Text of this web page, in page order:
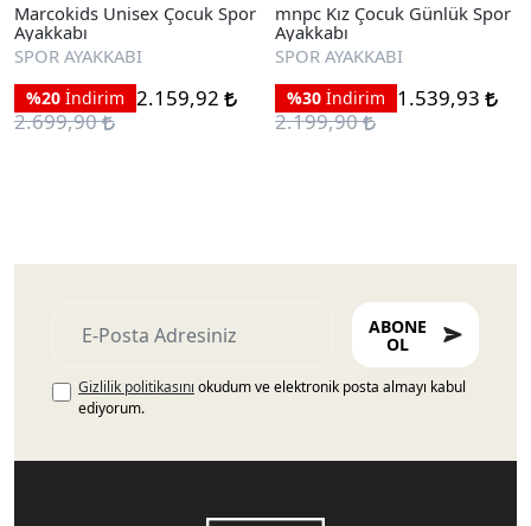
Marcokids Unisex Çocuk Spor
Ayakkabı
SPOR AYAKKABI
%20 İndirim 2.159,92
2.699,90
mnpc Kız Çocuk Günlük Spor
Ayakkabı
SPOR AYAKKABI
%30 İndirim
1.539,93
2.199,90
ABONE
OL
Gizlilik politikasını okudum ve elektronik posta almayı kabul
ediyorum.